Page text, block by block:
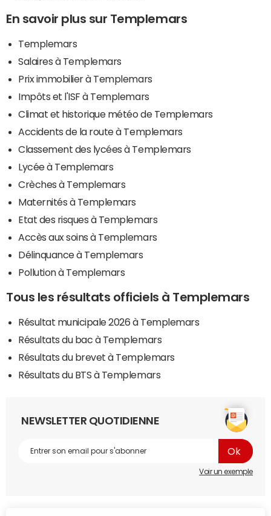
En savoir plus sur Templemars
Templemars
Salaires à Templemars
Prix immobilier à Templemars
Impôts et l'ISF à Templemars
Climat et historique météo de Templemars
Accidents de la route à Templemars
Classement des lycées à Templemars
Lycée à Templemars
Crèches à Templemars
Maternités à Templemars
Etat des risques à Templemars
Accès aux soins à Templemars
Délinquance à Templemars
Pollution à Templemars
Tous les résultats officiels à Templemars
Résultat municipale 2026 à Templemars
Résultats du bac à Templemars
Résultats du brevet à Templemars
Résultats du BTS à Templemars
NEWSLETTER QUOTIDIENNE
Voir un exemple